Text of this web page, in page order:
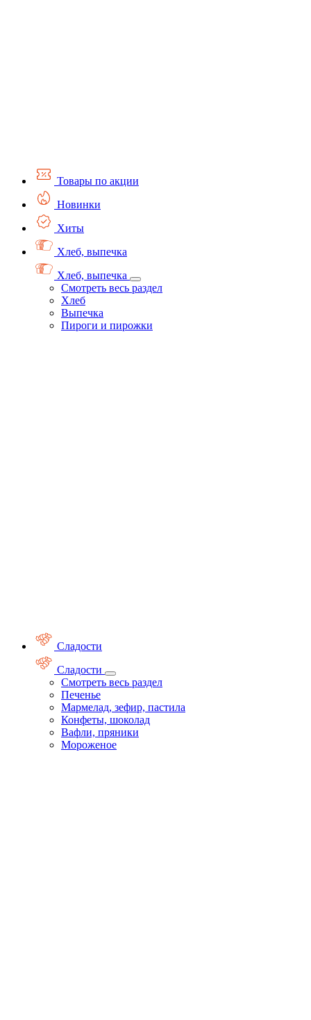
Товары по акции
Новинки
Хиты
Хлеб, выпечка
Хлеб, выпечка
Смотреть весь раздел
Хлеб
Выпечка
Пироги и пирожки
Сладости
Сладости
Смотреть весь раздел
Печенье
Мармелад, зефир, пастила
Конфеты, шоколад
Вафли, пряники
Мороженое